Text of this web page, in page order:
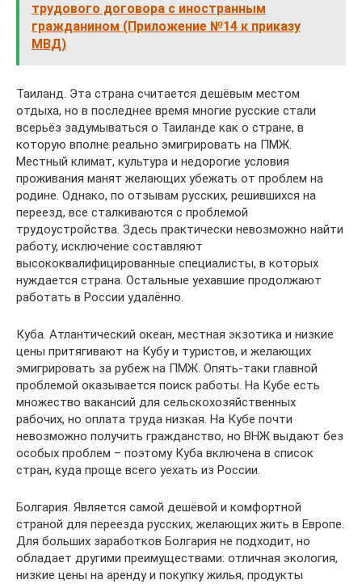
трудового договора с иностранным
гражданином (Приложение №14 к приказу
МВД)
Таиланд. Эта страна считается дешёвым местом
отдыха, но в последнее время многие русские стали
всерьёз задумываться о Таиланде как о стране, в
которую вполне реально эмигрировать на ПМЖ.
Местный климат, культура и недорогие условия
проживания манят желающих убежать от проблем на
родине. Однако, по отзывам русских, решившихся на
переезд, все сталкиваются с проблемой
трудоустройства. Здесь практически невозможно найти
работу, исключение составляют
высококвалифицированные специалисты, в которых
нуждается страна. Остальные уехавшие продолжают
работать в России удалённо.
Куба. Атлантический океан, местная экзотика и низкие
цены притягивают на Кубу и туристов, и желающих
эмигрировать за рубеж на ПМЖ. Опять-таки главной
проблемой оказывается поиск работы. На Кубе есть
множество вакансий для сельскохозяйственных
рабочих, но оплата труда низкая. На Кубе почти
невозможно получить гражданство, но ВНЖ выдают без
особых проблем – поэтому Куба включена в список
стран, куда проще всего уехать из России.
Болгария. Является самой дешёвой и комфортной
страной для переезда русских, желающих жить в Европе.
Для больших заработков Болгария не подходит, но
обладает другими преимуществами: отличная экология,
низкие цены на аренду и покупку жилья, продукты